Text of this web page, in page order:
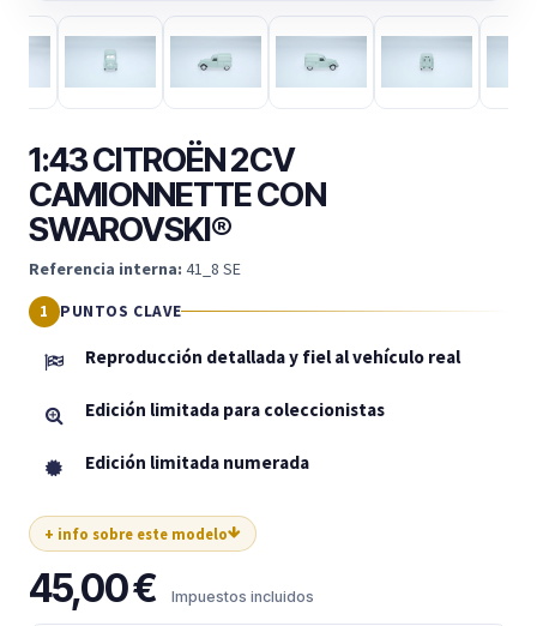
1:43 CITROËN 2CV
CAMIONNETTE CON
SWAROVSKI®
Referencia interna: 41_8 SE
PUNTOS CLAVE
Reproducción detallada y fiel al vehículo real
Edición limitada para coleccionistas
Edición limitada numerada
+ info sobre este modelo
45,00€ Impuestos incluidos